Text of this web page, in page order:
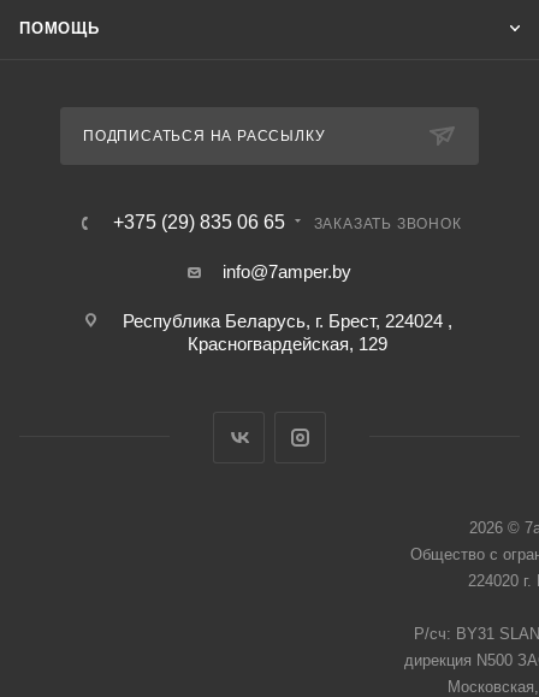
ПОМОЩЬ
ПОДПИСАТЬСЯ НА РАССЫЛКУ
+375 (29) 835 06 65 ЗАКАЗАТЬ ЗВОНОК
info@7amper.by
Республика Беларусь, г. Брест, 224024 ,
Красногвардейская, 129
2026 ©
Общество с
224020
Р/сч: BY31
дирекция N500